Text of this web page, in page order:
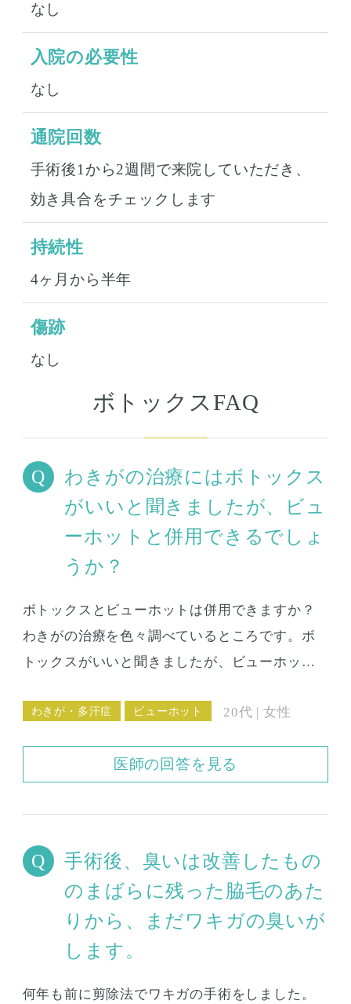
なし
入院の必要性
なし
通院回数
手術後1から2週間で来院していただき、
効き具合をチェックします
持続性
4ヶ月から半年
傷跡
なし
ボトックスFAQ
わきがの治療にはボトックス
がいいと聞きましたが、ビュ
ーホットと併用できるでしょ
うか？
ボトックスとビューホットは併用できますか？
わきがの治療を色々調べているところです。ボ
トックスがいいと聞きましたが、ビューホット
ットで治療すればボトックスの必要はないので
わきが・多汗症 ビューホット 20代 | 女性
医師の回答を見る
手術後、臭いは改善したもの
のまばらに残った脇毛のあた
りから、まだワキガの臭いが
します。
何年も前に剪除法でワキガの手術をしました。